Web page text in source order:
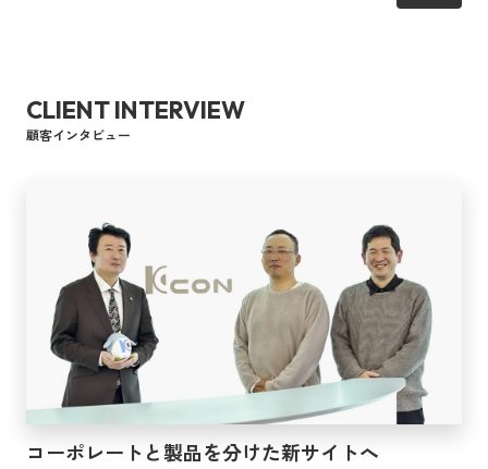
CLIENT INTERVIEW
顧客インタビュー
コーポレートと製品を分けた新サイトへ